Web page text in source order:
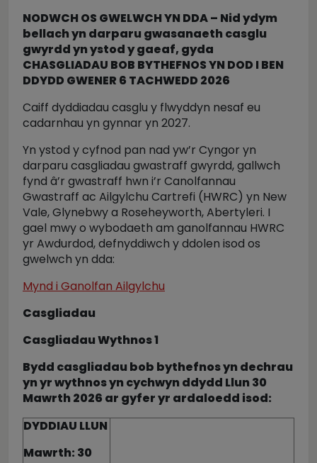
NODWCH OS GWELWCH YN DDA – Nid ydym
bellach yn darparu gwasanaeth casglu
gwyrdd yn ystod y gaeaf, gyda
CHASGLIADAU BOB BYTHEFNOS YN DOD I BEN
DDYDD GWENER 6 TACHWEDD 2026
Caiff dyddiadau casglu y flwyddyn nesaf eu
cadarnhau yn gynnar yn 2027.
Yn ystod y cyfnod pan nad yw’r Cyngor yn
darparu casgliadau gwastraff gwyrdd, gallwch
fynd â’r gwastraff hwn i’r Canolfannau
Gwastraff ac Ailgylchu Cartrefi (HWRC) yn New
Vale, Glynebwy a Roseheyworth, Abertyleri. I
gael mwy o wybodaeth am ganolfannau HWRC
yr Awdurdod, defnyddiwch y ddolen isod os
gwelwch yn dda:
Mynd i Ganolfan Ailgylchu
Casgliadau
Casgliadau Wythnos 1
Bydd casgliadau bob bythefnos yn dechrau
yn yr wythnos yn cychwyn ddydd Llun 30
Mawrth 2026 ar gyfer yr ardaloedd isod:
DYDDIAU LLUN
Mawrth: 30